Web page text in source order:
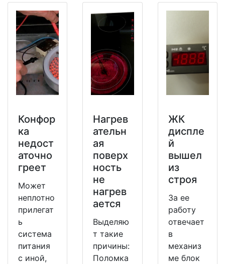
рабочий.
Конфор
ка
недост
аточно
греет
Может
неплотно
прилегат
ь
система
питания
с иной,
Нагрев
ательн
ая
поверх
ность
не
нагрев
ается
Выделяю
т такие
причины:
Поломка
ЖК
диспле
й
вышел
из
строя
За ее
работу
отвечает
в
механиз
ме блок